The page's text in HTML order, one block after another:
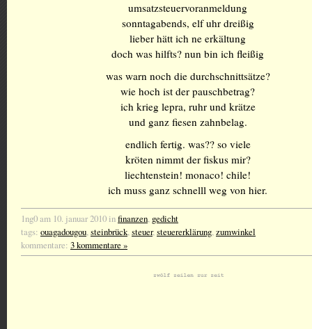
umsatzsteuervoranmeldung
sonntagabends, elf uhr dreißig
lieber hätt ich ne erkältung
doch was hilfts? nun bin ich fleißig
was warn noch die durchschnittsätze?
wie hoch ist der pauschbetrag?
ich krieg lepra, ruhr und krätze
und ganz fiesen zahnbelag.
endlich fertig. was?? so viele
kröten nimmt der fiskus mir?
liechtenstein! monaco! chile!
ich muss ganz schnelll weg von hier.
1ng0 am 10. januar 2010 infinanzen, gedicht
tags: ouagadougou,steinbrück,steuer,steuererklärung,zumwinkel
kommentare: 3 kommentare »